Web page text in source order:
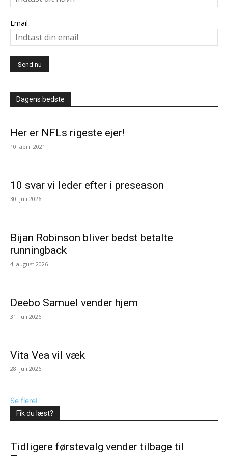
Email
Dagens bedste
Her er NFLs rigeste ejer!
10. april 2021
10 svar vi leder efter i preseason
30. juli 2026
Bijan Robinson bliver bedst betalte
runningback
4. august 2026
Deebo Samuel vender hjem
31. juli 2026
Vita Vea vil væk
28. juli 2026
Se flere
Fik du læst?
Tidligere førstevalg vender tilbage til